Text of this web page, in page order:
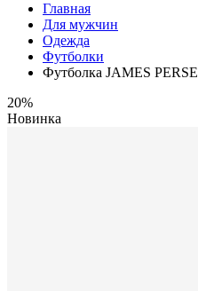
Главная
Для мужчин
Одежда
Футболки
Футболка JAMES PERSE
20%
Новинка